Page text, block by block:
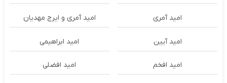
امید آمری امید آمری و ایرج مهدیان
امید آیین امید ابراهیمی
امید افخم امید افضلی